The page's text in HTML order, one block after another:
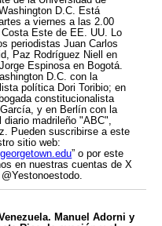
D.C. Está
a viernes a las 2.00
Este de EE. UU. Lo
periodistas Juan Carlos
Paz Rodríguez Niell en
Espinosa en Bogotá.
D.C. con la
política Dori Toribio; en
constitucionalista
y en Berlín con la
diario madrileño "ABC",
Pueden suscribirse a este
sitio web:
” o por este
en nuestras cuentas de X
Manuel Adorni y